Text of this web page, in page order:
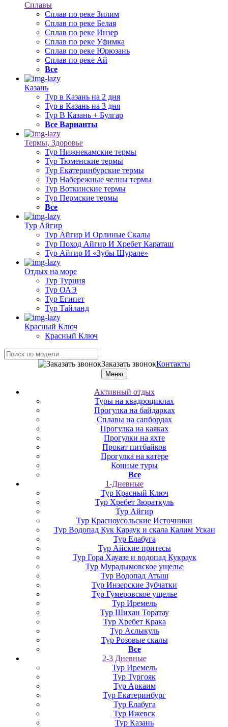
Сплавы
Сплав по реке Зилим
Сплав по реке Белая
Сплав по реке Инзер
Сплав по реке Уфимка
Сплав по реке Юрюзань
Сплав по реке Ай
Все
Казань
Тур в Казань на 2 дня
Тур в Казань на 3 дня
Тур В Казань + Булгар
Все Варианты
Термы, Здоровье
Тур Нижнекамские термы
Тур Тюменские термы
Тур Екатеринбурские термы
Тур Набережные челны термы
Тур Воткинские термы
Тур Пермские термы
Все
Тур Айгир
Тур Айгир И Орлиные Скалы
Тур Поход Айгир И Хребет Караташ
Тур Айгир И «Зубы Шурале»
Отдых на море
Тур Турция
Тур ОАЭ
Тур Египет
Тур Тайланд
Красный Ключ
Красный Ключ
Заказать звонокКонтакты
Меню
Активный отдых
Туры на квадроциклах
Прогулка на байдарках
Сплавы на сапбордах
Прогулка на каяках
Прогулки на яхте
Прокат питбайков
Прогулка на катере
Конные туры
Все
1-Дневные
Тур Красный Ключ
Тур Хребет Зюраткуль
Тур Айгир
Тур Красноусольские Источники
Тур Водопад Кук Караук и скала Калим Ускан
Тур Елабуга
Тур Айские притесы
Тур Гора Хауазе и водопад Кукраук
Тур Мурадымовское ущелье
Тур Водопад Атыш
Тур Инзерские Зубчатки
Тур Гумеровское ущелье
Тур Иремель
Тур Шихан Торатау
Тур Хребет Крака
Тур Аслыкуль
Тур Розовые скалы
Все
2-3 Дневные
Тур Иремель
Тур Тургояк
Тур Аркаим
Тур Екатеринбург
Тур Елабуга
Тур Ижевск
Тур Казань